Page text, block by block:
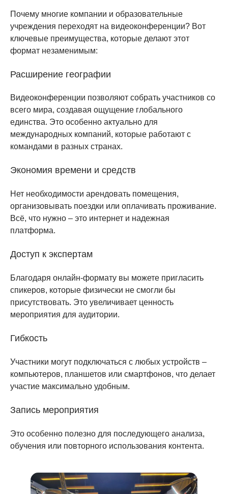
Почему многие компании и образовательные
учреждения переходят на видеоконференции? Вот
ключевые преимущества, которые делают этот
формат незаменимым:
Расширение географии
Видеоконференции позволяют собрать участников со
всего мира, создавая ощущение глобального
единства. Это особенно актуально для
международных компаний, которые работают с
командами в разных странах.
Экономия времени и средств
Нет необходимости арендовать помещения,
организовывать поездки или оплачивать проживание.
Всё, что нужно – это интернет и надежная
платформа.
Доступ к экспертам
Благодаря онлайн-формату вы можете пригласить
спикеров, которые физически не смогли бы
присутствовать. Это увеличивает ценность
мероприятия для аудитории.
Гибкость
Участники могут подключаться с любых устройств –
компьютеров, планшетов или смартфонов, что делает
участие максимально удобным.
Запись мероприятия
Это особенно полезно для последующего анализа,
обучения или повторного использования контента.